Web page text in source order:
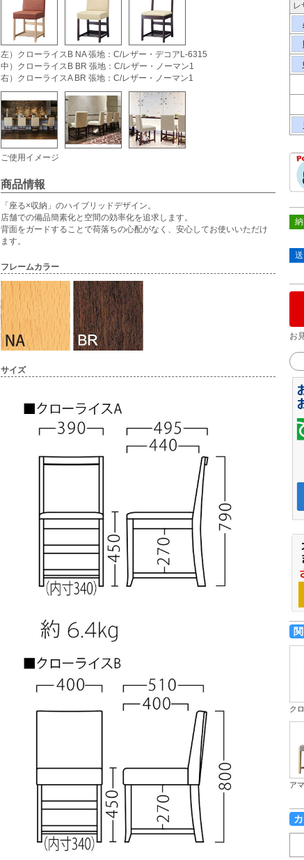
左）クローライスB NA 張地：C/レザー・デコアL-6315
中）クローライスB BR 張地：C/レザー・ノーマン1
右）クローライスA BR 張地：C/レザー・ノーマン1
ご使用イメージ
商品情報
「座る×収納」のハイブリッドデザイン。
店舗での備品簡素化と空間の効率化を追求します。
背面をガードすることで荷落ちの心配がなく、安心してお使いいただけ
ます。
フレームカラー
サイズ
レ
お
ク
ア